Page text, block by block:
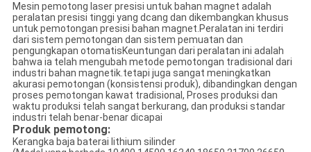
Mesin pemotong laser presisi untuk bahan magnet adalah
peralatan presisi tinggi yang dcang dan dikembangkan khusus
untuk pemotongan presisi bahan magnet.Peralatan ini terdiri
dari sistem pemotongan dan sistem pemuatan dan
pengungkapan otomatisKeuntungan dari peralatan ini adalah
bahwa ia telah mengubah metode pemotongan tradisional dari
industri bahan magnetik.tetapi juga sangat meningkatkan
akurasi pemotongan (konsistensi produk), dibandingkan dengan
proses pemotongan kawat tradisional, Proses produksi dan
waktu produksi telah sangat berkurang, dan produksi standar
industri telah benar-benar dicapai
Produk pemotong:
Kerangka baja baterai lithium silinder